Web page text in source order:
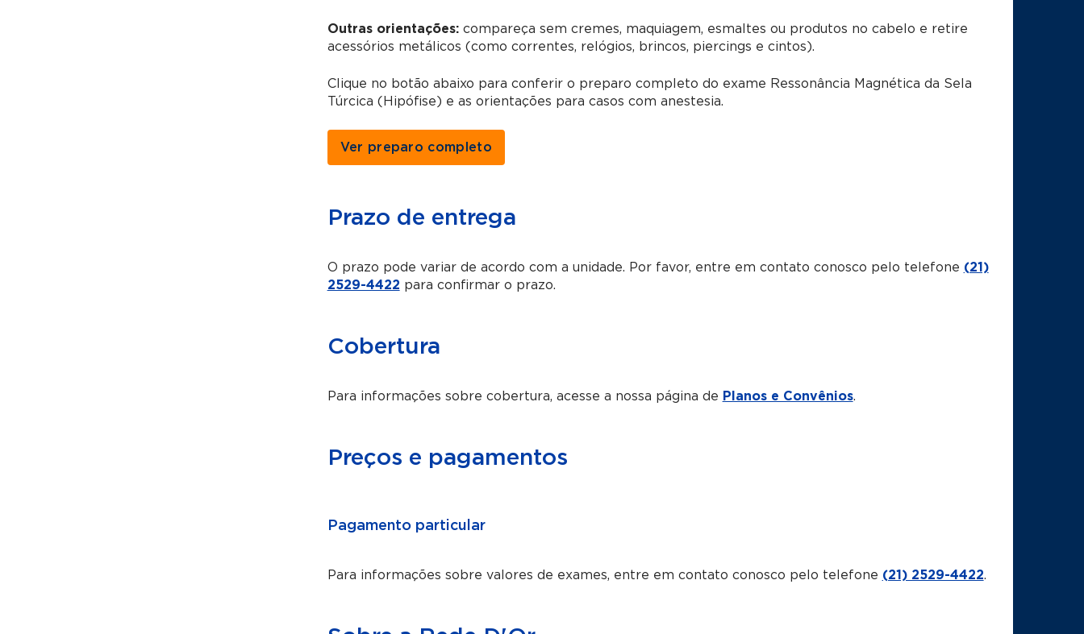
Outras orientações:compareça sem cremes, maquiagem, esmaltes ou produtos no cabelo e retire
acessórios metálicos (como correntes, relógios, brincos, piercings e cintos).
Clique no botão abaixo para conferir o preparo completo do exame Ressonância Magnética da Sela
Túrcica (Hipófise) e as orientações para casos com anestesia.
Ver preparo completo
Prazo de entrega
O prazo pode variar de acordo com a unidade. Por favor, entre em contato conosco pelo telefone (21)
2529-4422 para confirmar o prazo.
Cobertura
Para informações sobre cobertura, acesse a nossa página de Planos e Convênios.
Preços e pagamentos
Pagamento particular
Para informações sobre valores de exames, entre em contato conosco pelo telefone (21) 2529-4422.